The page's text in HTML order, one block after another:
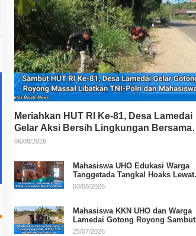
Meriahkan HUT RI Ke-81, Desa Lamedai
Gelar Aksi Bersih Lingkungan Bersama
TNI-Polri
06/08/2026
Mahasiswa UHO Edukasi Warga
Tanggetada Tangkal Hoaks Lewat
Program Literasi
03/08/2026
Mahasiswa KKN UHO dan Warga
Lamedai Gotong Royong Sambut
HUT Ke-81 RI
25/07/2026